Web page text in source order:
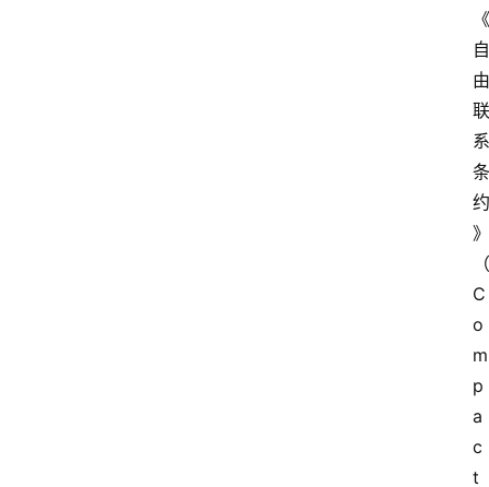
C
o
m
p
a
c
t